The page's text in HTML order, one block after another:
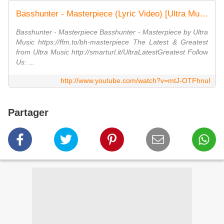
Basshunter - Masterpiece (Lyric Video) [Ultra Music]
Basshunter - Masterpiece Basshunter - Masterpiece by Ultra
Music https://ffm.to/bh-masterpiece The Latest & Greatest
from Ultra Music http://smarturl.it/UltraLatestGreatest Follow
Us: ...
http://www.youtube.com/watch?v=mtJ-OTFhnuI
Partager